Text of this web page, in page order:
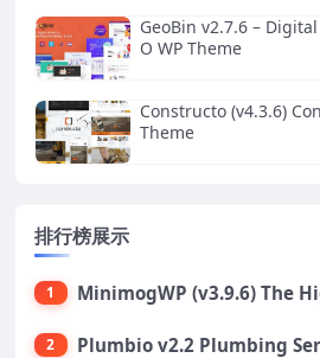
GeoBin v2.7.6 –
O WP Theme
Constructo (v4.3.6)
Theme
排行榜展示
1
2